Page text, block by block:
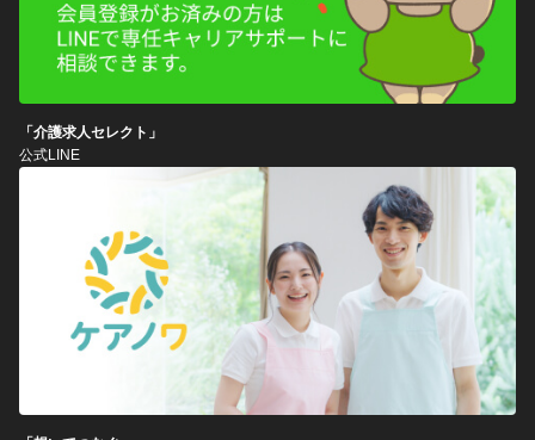
「介護求人セレクト」
公式LINE